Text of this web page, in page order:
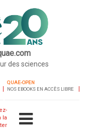
des sciences
QUAE-OPEN
NOS EBOOKS EN ACCÈS LIBRE
la